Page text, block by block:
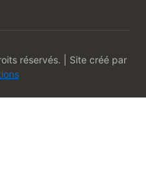
réservés. | Site créé par